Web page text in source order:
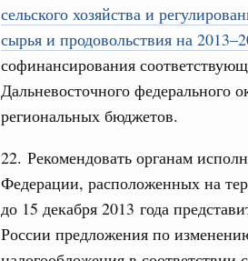
сельского хозяйства и
сырья и продовольствия на
софинансирования
Дальневосточного федерального
региональных бюджетов.
22. Рекомендовать органам
Федерации, расположенных на
до 15 декабря 2013 года
России предложения по